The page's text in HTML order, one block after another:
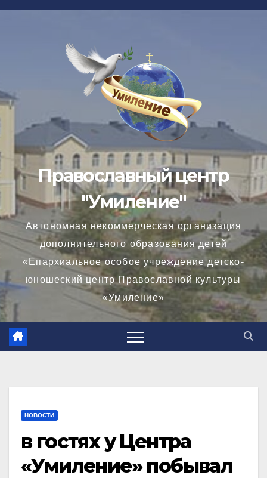
Перейти
Православный центр
"Умиление"
Автономная некоммерческая организация
дополнительного образования детей
«Епархиальное особое учреждение детско-
юношеский центр Православной культуры
«Умиление»
НОВОСТИ
в гостях у Центра
«Умиление» побывал